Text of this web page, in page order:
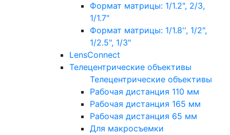
Формат матрицы: 1/1.2", 2/3,
1/1.7"
Формат матрицы: 1/1.8'', 1/2",
1/2.5", 1/3"
LensConnect
Телецентрические объективы
Телецентрические объективы
Рабочая дистанция 110 мм
Рабочая дистанция 165 мм
Рабочая дистанция 65 мм
Для макросъемки